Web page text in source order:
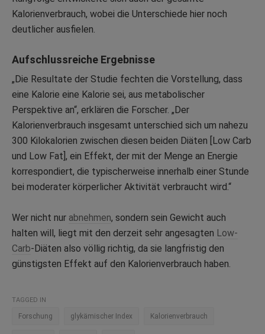
Kalorienverbrauch, wobei die Unterschiede hier noch
deutlicher ausfielen.
Aufschlussreiche Ergebnisse
„Die Resultate der Studie fechten die Vorstellung, dass
eine Kalorie eine Kalorie sei, aus metabolischer
Perspektive an“, erklären die Forscher. „Der
Kalorienverbrauch insgesamt unterschied sich um nahezu
300 Kilokalorien zwischen diesen beiden Diäten [Low Carb
und Low Fat], ein Effekt, der mit der Menge an Energie
korrespondiert, die typischerweise innerhalb einer Stunde
bei moderater körperlicher Aktivität verbraucht wird.“
Wer nicht nur abnehmen, sondern sein Gewicht auch
halten will, liegt mit den derzeit sehr angesagten Low-
Carb-Diäten also völlig richtig, da sie langfristig den
günstigsten Effekt auf den Kalorienverbrauch haben.
TAGGED IN
Forschung glykämischer Index Kalorienverbrauch